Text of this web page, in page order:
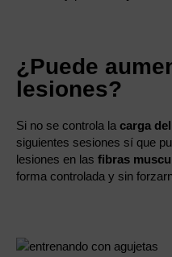
¿Puede
lesiones?
Si no se controla la carga
siguientes sesiones sí que
lesiones en las fibras
forma controlada y sin